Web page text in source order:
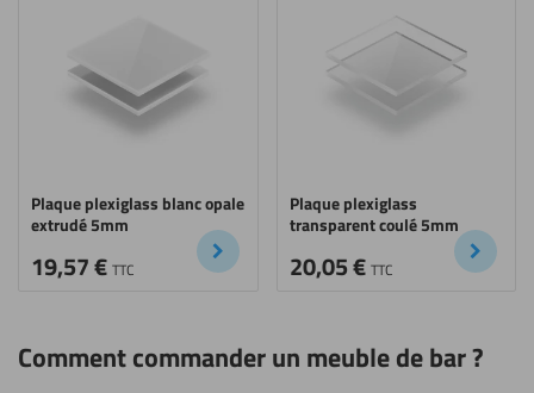
Plaque plexiglass blanc opale
extrudé 5mm
19,57€ TTC
Plaque plexiglass
transparent coulé 5mm
20,05€ TTC
Comment commander un meuble de bar ?